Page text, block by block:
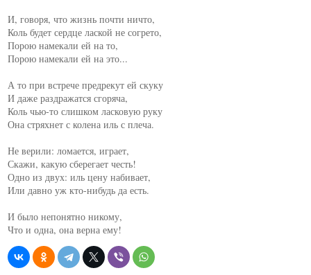
И, говоря, что жизнь почти ничто,
Коль будет сердце лаской не согрето,
Порою намекали ей на то,
Порою намекали ей на это...
А то при встрече предрекут ей скуку
И даже раздражатся сгоряча,
Коль чью-то слишком ласковую руку
Она стряхнет с колена иль с плеча.
Не верили: ломается, играет,
Скажи, какую сберегает честь!
Одно из двух: иль цену набивает,
Или давно уж кто-нибудь да есть.
И было непонятно никому,
Что и одна, она верна ему!